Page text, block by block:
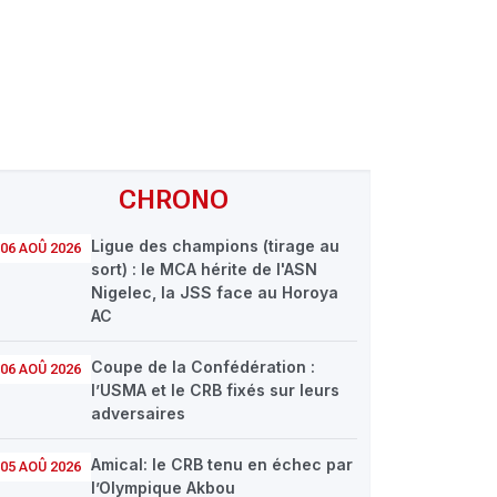
CHRONO
06 AOÛ 2026
Ligue des champions (tirage au
sort) : le MCA hérite de l'ASN
Nigelec, la JSS face au Horoya
AC
06 AOÛ 2026
Coupe de la Confédération :
l’USMA et le CRB fixés sur leurs
adversaires
05 AOÛ 2026
Amical: le CRB tenu en échec par
l’Olympique Akbou